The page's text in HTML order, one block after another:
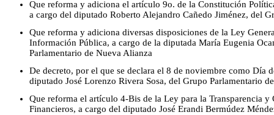
Que reforma y adiciona el artículo 9o. de la Constitución
a cargo del diputado Roberto Alejandro Cañedo Jiménez, del
Que reforma y adiciona diversas disposiciones de la Ley
Información Pública, a cargo de la diputada María Eugenia
Parlamentario de Nueva Alianza
De decreto, por el que se declara el 8 de noviembre como Día
diputado José Lorenzo Rivera Sosa, del Grupo Parlamentario
Que reforma el artículo 4-Bis de la Ley para la Transparencia y
Financieros, a cargo del diputado José Erandi Bermúdez